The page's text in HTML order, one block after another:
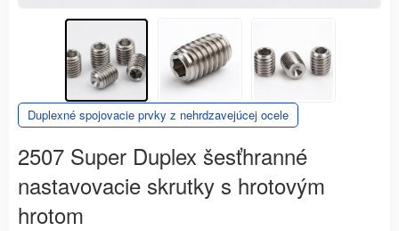
Duplexné spojovacie prvky z nehrdzavejúcej ocele
2507 Super Duplex šesťhranné
nastavovacie skrutky s hrotovým
hrotom